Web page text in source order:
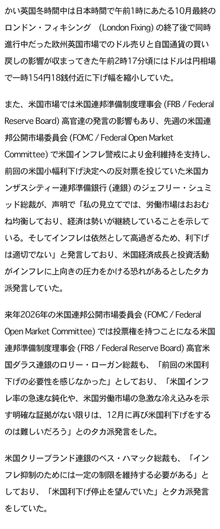
かい英国冬時間中は日本時間で午前1時にあたる10月最終の
ロンドン・フィキシング (London Fixing) の終了後で同時
進行中だった欧州英国市場でのドル売りと自国通貨の買い
戻しの影響が収まってきた午前2時17分頃にはドルは円相場
で一時154円18銭付近に下げ幅を縮小していた。
また、米国市場では米国連邦準備制度理事会 (FRB / Federal
Reserve Board) 高官達の発言の影響もあり、先週の米国連
邦公開市場委員会 (FOMC / Federal Open Market
Committee) で米国インフレ警戒により金利維持を支持し、
前回の米国小幅利下げ決定への反対票を投じていた米国カ
ンザスシティー連邦準備銀行 (連銀) のジェフリー・シュミ
ッド総裁が、声明で「私の見立てでは、労働市場はおおむ
ね均衡しており、経済は勢いが継続していることを示して
いる。そしてインフレは依然として高過ぎるため、利下げ
は適切でない」と発言しており、米国経済成長と投資活動
がインフレに上向きの圧力をかける恐れがあるとしたタカ
派発言していた。
来年2026年の米国連邦公開市場委員会 (FOMC / Federal
Open Market Committee) では投票権を持つことになる米国
連邦準備制度理事会 (FRB / Federal Reserve Board) 高官米
国ダラス連銀のロリー・ローガン総裁も、「前回の米国利
下げの必要性を感じなかった」としており、「米国インフ
レ率の急速な鈍化や、米国労働市場の急激な冷え込みを示
す明確な証拠がない限りは、12月に再び米国利下げをする
のは難しいだろう」とのタカ派発言をした。
米国クリーブランド連銀のベス・ハマック総裁も、「イン
フレ抑制のためには一定の制限を維持する必要がある」と
しており、「米国利下げ停止を望んでいた」とタカ派発言
をしていた。